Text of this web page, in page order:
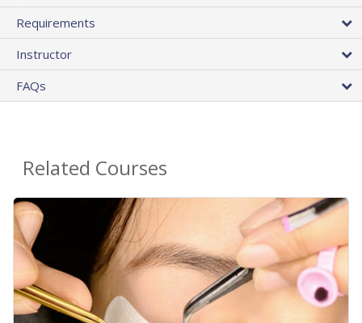
Requirements
Instructor
FAQs
Related Courses